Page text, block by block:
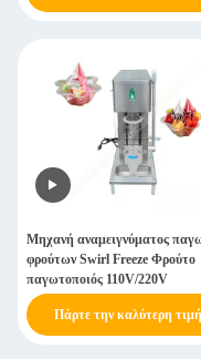
Μηχανή αναμειγνύματος
φρούτων Swirl Freeze Φρούτο
παγωτοποιός 110V/220V
Πάρτε την καλύτερη τιμή